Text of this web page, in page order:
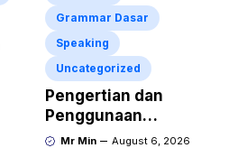
Grammar Dasar
Speaking
Uncategorized
Pengertian dan
Penggunaan
“Expressing Certainty
Mr Min August 6, 2026